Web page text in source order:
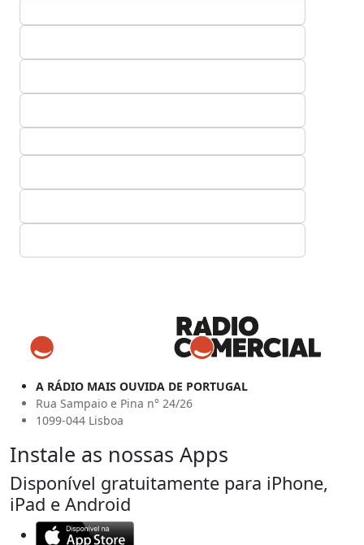
A RÁDIO MAIS OUVIDA DE PORTUGAL
Rua Sampaio e Pina n° 24/26
1099-044 Lisboa
Instale as nossas Apps
Disponível gratuitamente para iPhone,
iPad e Android